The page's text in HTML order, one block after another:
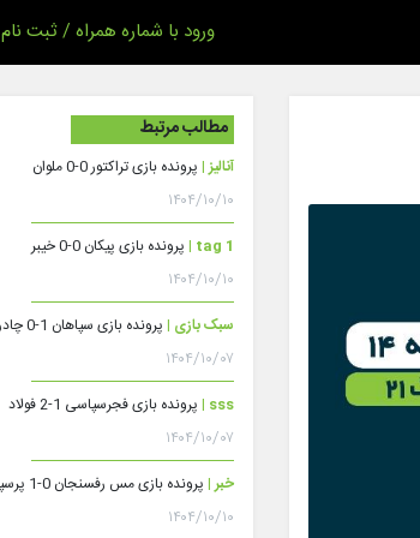
ورود با شماره همراه / ثبت نام
مطالب مرتبط
آنالیز | پرونده بازی تراکتور 0-0 ملوان
۱۴۰۴/۱۰/۱۰
tag 1 | پرونده بازی پیکان 0-0 خیبر
۱۴۰۴/۱۰/۱۰
سبک بازی | پرونده بازی سپاهان 1-0 چادرملو
۱۴۰۴/۱۰/۰۷
sss | پرونده بازی فجرسپاسی 1-2 فولاد
۱۴۰۴/۱۰/۰۷
خبر | پرونده بازی مس رفسنجان 0-1 پرسپولیس
۱۴۰۴/۱۰/۱۰